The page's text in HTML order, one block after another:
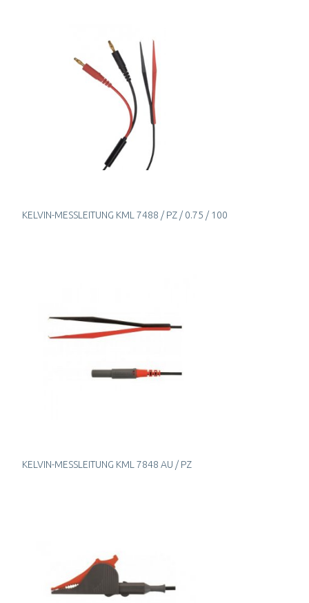
KELVIN-MESSLEITUNG KML 7488 / PZ / 0.75 / 100
KELVIN-MESSLEITUNG KML 7848 AU / PZ